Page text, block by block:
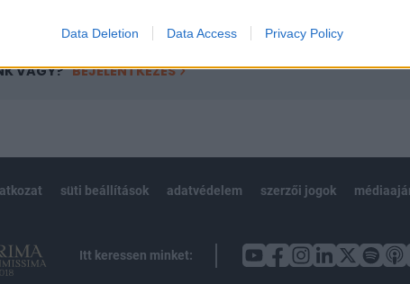
Data Deletion Data Access Privacy Policy
VAGY? BEJELENTKEZÉS
süti beállítások adatvédelem szerzői jogok
Itt keressen minket: